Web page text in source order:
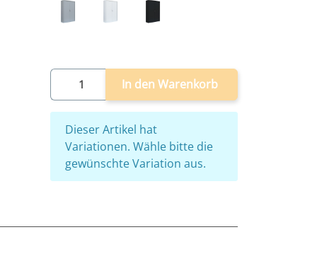
In den Warenkorb
x
Dieser Artikel hat
Variationen. Wähle bitte die
gewünschte Variation aus.